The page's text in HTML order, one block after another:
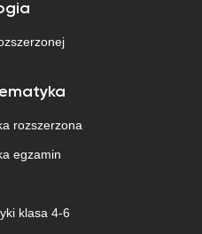
rozszerzona
egzamin
klasa 4-6